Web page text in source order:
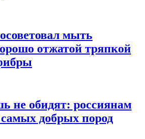
мыть
отжатой тряпкой
не обидят: россиянам
добрых пород